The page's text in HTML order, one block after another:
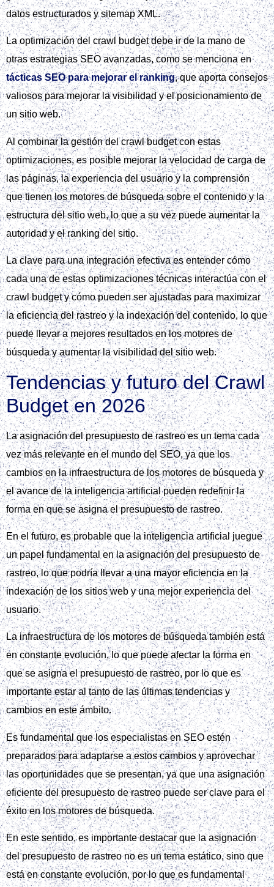
datos estructurados y sitemap XML.
La optimización del crawl budget debe ir de la mano de
otras estrategias SEO avanzadas, como se menciona en
tácticas SEO para mejorar el ranking, que aporta consejos
valiosos para mejorar la visibilidad y el posicionamiento de
un sitio web.
Al combinar la gestión del crawl budget con estas
optimizaciones, es posible mejorar la velocidad de carga de
las páginas, la experiencia del usuario y la comprensión
que tienen los motores de búsqueda sobre el contenido y la
estructura del sitio web, lo que a su vez puede aumentar la
autoridad y el ranking del sitio.
La clave para una integración efectiva es entender cómo
cada una de estas optimizaciones técnicas interactúa con el
crawl budget y cómo pueden ser ajustadas para maximizar
la eficiencia del rastreo y la indexación del contenido, lo que
puede llevar a mejores resultados en los motores de
búsqueda y aumentar la visibilidad del sitio web.
Tendencias y futuro del Crawl
Budget en 2026
La asignación del presupuesto de rastreo es un tema cada
vez más relevante en el mundo del SEO, ya que los
cambios en la infraestructura de los motores de búsqueda y
el avance de la inteligencia artificial pueden redefinir la
forma en que se asigna el presupuesto de rastreo.
En el futuro, es probable que la inteligencia artificial juegue
un papel fundamental en la asignación del presupuesto de
rastreo, lo que podría llevar a una mayor eficiencia en la
indexación de los sitios web y una mejor experiencia del
usuario.
La infraestructura de los motores de búsqueda también está
en constante evolución, lo que puede afectar la forma en
que se asigna el presupuesto de rastreo, por lo que es
importante estar al tanto de las últimas tendencias y
cambios en este ámbito.
Es fundamental que los especialistas en SEO estén
preparados para adaptarse a estos cambios y aprovechar
las oportunidades que se presentan, ya que una asignación
eficiente del presupuesto de rastreo puede ser clave para el
éxito en los motores de búsqueda.
En este sentido, es importante destacar que la asignación
del presupuesto de rastreo no es un tema estático, sino que
está en constante evolución, por lo que es fundamental